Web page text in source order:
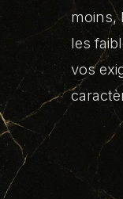
moins,
les
vos